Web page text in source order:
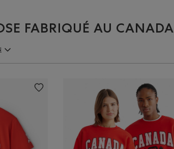
FABRIQUÉ AU CANADA